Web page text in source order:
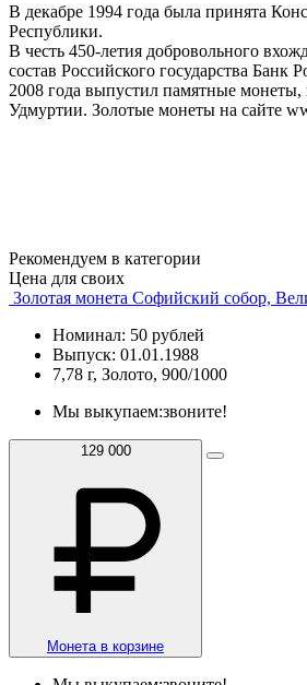
В декабре 1994 года была принята
Республики.
В честь 450-летия добровольного
состав Российского государства Банк
2008 года выпустил памятные
Удмуртии. Золотые монеты на сайте
Рекомендуем в категории
Цена для своих
Золотая монета Софийский собор,
Номинал: 50 рублей
Выпуск: 01.01.1988
7,78 г, Золото, 900/1000
Мы выкупаем:звоните!
129 000
Монета в корзине